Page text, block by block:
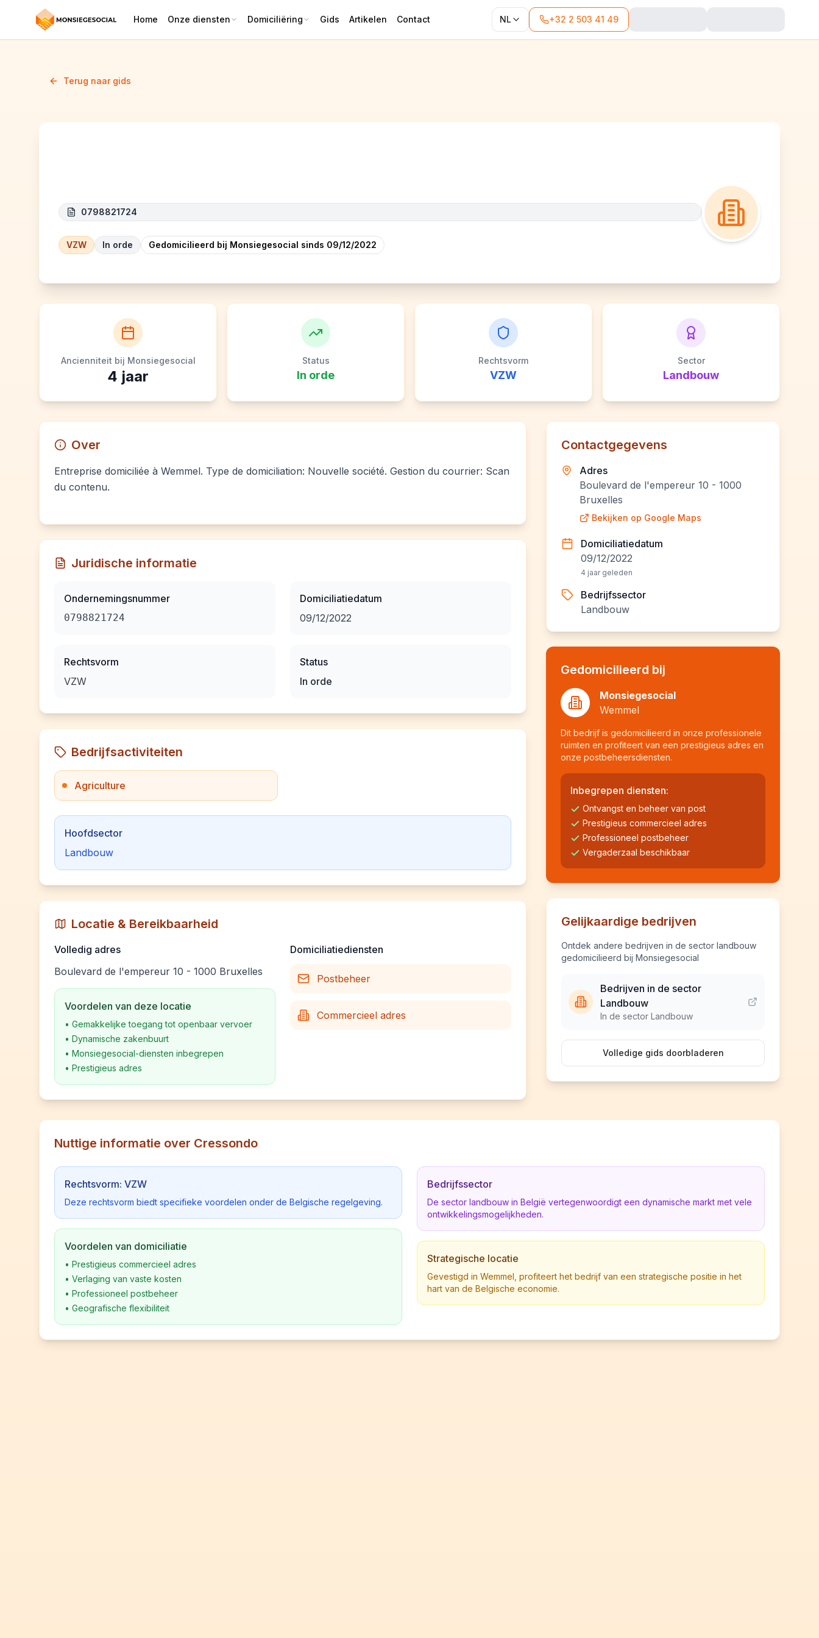
Home Onze diensten Domiciliëring Gids Artikelen Contact NL +32 2 503 41 49
Terug naar gids
0798821724
VZW In orde Gedomicilieerd bij Monsiegesocial sinds 09/12/2022
Ancienniteit bij Monsiegesocial
4 jaar
Status
In orde
Rechtsvorm
VZW
Sector
Landbouw
Over
Entreprise domiciliée à Wemmel. Type de domiciliation: Nouvelle société. Gestion du courrier: Scan
du contenu.
Juridische informatie
Ondernemingsnummer
0798821724
Rechtsvorm
VZW
Domiciliatiedatum
09/12/2022
Status
In orde
Bedrijfsactiviteiten
Agriculture
Hoofdsector
Landbouw
Locatie & Bereikbaarheid
Volledig adres
Boulevard de l'empereur 10 - 1000 Bruxelles
Voordelen van deze locatie
• Gemakkelijke toegang tot openbaar vervoer
• Dynamische zakenbuurt
• Monsiegesocial-diensten inbegrepen
• Prestigieus adres
Domiciliatiediensten
Postbeheer
Commercieel adres
Contactgegevens
Adres
Boulevard de l'empereur 10 - 1000
Bruxelles
Bekijken op Google Maps
Domiciliatiedatum
09/12/2022
4 jaar geleden
Bedrijfssector
Landbouw
Gedomicilieerd bij
Monsiegesocial
Wemmel
Dit bedrijf is gedomicilieerd in onze professionele
ruimten en profiteert van een prestigieus adres en
onze postbeheersdiensten.
Inbegrepen diensten:
Ontvangst en beheer van post
Prestigieus commercieel adres
Professioneel postbeheer
Vergaderzaal beschikbaar
Gelijkaardige bedrijven
Ontdek andere bedrijven in de sector landbouw
gedomicilieerd bij Monsiegesocial
Bedrijven in de sector
Landbouw
In de sector Landbouw
Volledige gids doorbladeren
Nuttige informatie over Cressondo
Rechtsvorm: VZW
Deze rechtsvorm biedt specifieke voordelen onder de Belgische regelgeving.
Voordelen van domiciliatie
• Prestigieus commercieel adres
• Verlaging van vaste kosten
• Professioneel postbeheer
• Geografische flexibiliteit
Bedrijfssector
De sector landbouw in België vertegenwoordigt een dynamische markt met vele
ontwikkelingsmogelijkheden.
Strategische locatie
Gevestigd in Wemmel, profiteert het bedrijf van een strategische positie in het
hart van de Belgische economie.